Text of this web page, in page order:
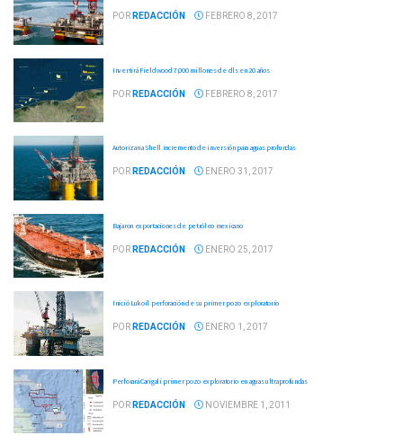
POR REDACCIÓN FEBRERO 8, 2017
Invertirá Fieldwood 7,000 millones de dls en 20 años
POR REDACCIÓN FEBRERO 8, 2017
Autorizan a Shell incremento de inversión para aguas profundas
POR REDACCIÓN ENERO 31, 2017
Bajaron exportaciones de petróleo mexicano
POR REDACCIÓN ENERO 25, 2017
Inició Lukoil perforación de su primer pozo exploratorio
POR REDACCIÓN ENERO 1, 2017
Perforará Carigali primer pozo exploratorio en aguas ultraprofundas
POR REDACCIÓN NOVIEMBRE 1, 2011